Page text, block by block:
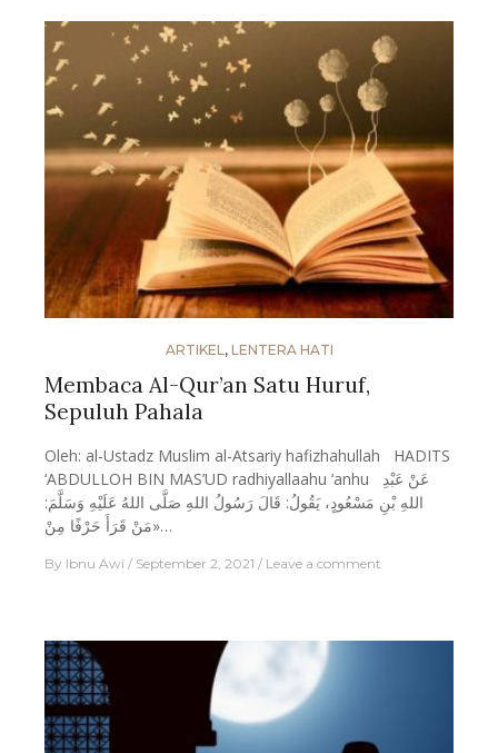
ARTIKEL, LENTERA HATI
Membaca Al-Qur’an Satu Huruf,
Sepuluh Pahala
Oleh: al-Ustadz Muslim al-Atsariy hafizhahullah HADITS
‘ABDULLOH BIN MAS’UD radhiyallaahu ‘anhu عَنْ عَبْدِ
اللهِ بْنِ مَسْعُودٍ، يَقُولُ: قَالَ رَسُولُ اللهِ صَلَّى اللهُ عَلَيْهِ وَسَلَّمَ:
«مَنْ قَرَأَ حَرْفًا مِنْ…
By Ibnu Awi September 2, 2021 Leave a comment